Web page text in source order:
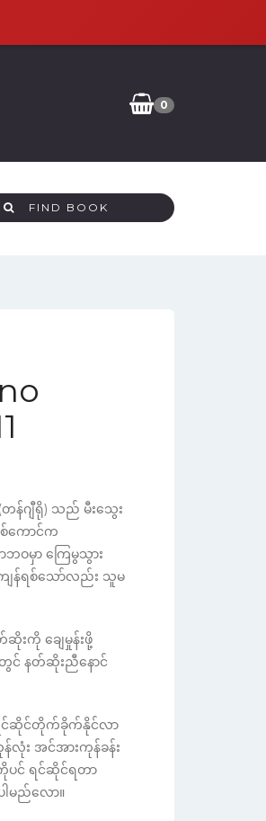
0
FIND BOOK
န်ဂျီရို) သည် မီးသွေး
စ်ကောင်က
ဝမှာ ကြေမွသွား
န်ရစ်သော်လည်း သူမ
းကို ချေမှုန်းဖို့
င် နတ်ဆိုးညီနောင်
ရင်ဆိုင်တိုက်ခိုက်နိုင်လာ
လုံး အင်အားကုန်ခန်း
ကိုပင် ရင်ဆိုင်ရတာ
မည်လော။